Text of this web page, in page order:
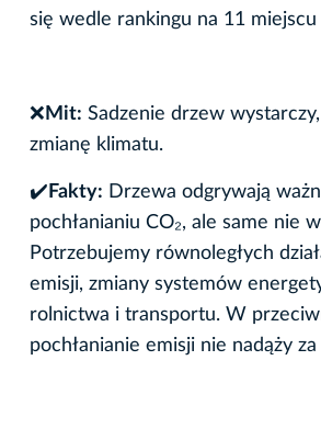
się wedle rankingu na 11
❌ Mit: Sadzenie drzew
zmianę klimatu.
✔️ Fakty: Drzewa odgrywają
pochłanianiu CO₂, ale same nie
Potrzebujemy równoległych
emisji, zmiany systemów
rolnictwa i transportu. W
pochłanianie emisji nie nadąży